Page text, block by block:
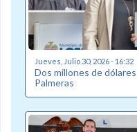
Jueves, Julio 30, 2026 - 16:32
Dos millones de
Palmeras